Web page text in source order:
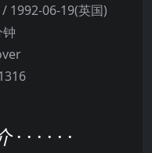
1992-06-19(英国)
· · · · · ·